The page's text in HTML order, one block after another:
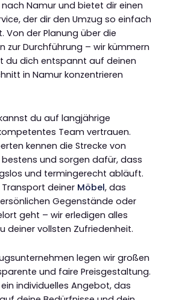
nach Namur und bietet dir einen
der dir den Umzug so einfach
Von der Planung über die
zur Durchführung – wir kümmern
du dich entspannt auf deinen
in Namur konzentrieren
du auf langjährige
Team vertrauen.
kennen die Strecke von
bestens und sorgen dafür, dass
und termingerecht abläuft.
deiner Möbel, das
Gegenstände oder
geht – wir erledigen alles
deiner vollsten Zufriedenheit.
legen wir großen
und faire Preisgestaltung.
individuelles Angebot, das